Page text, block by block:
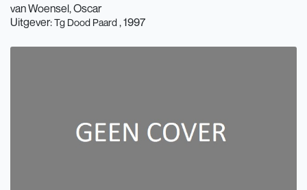
van Woensel, Oscar
Uitgever:Tg Dood Paard , 1997